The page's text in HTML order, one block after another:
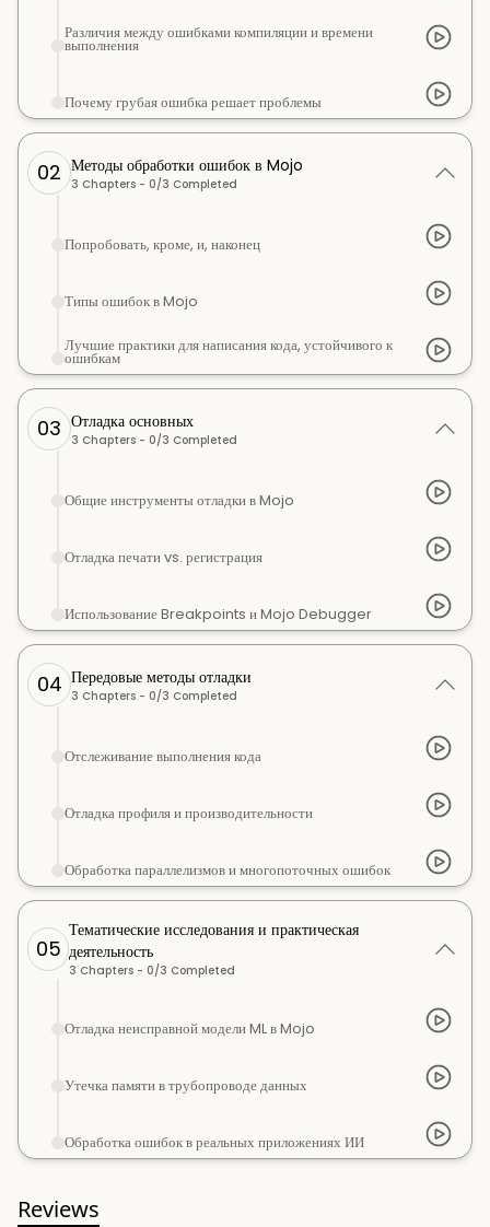
Различия между ошибками компиляции и времени
выполнения
Почему грубая ошибка решает проблемы
02 Методы обработки ошибок в Mojo
3 Chapters - 0/3 Completed
Попробовать, кроме, и, наконец
Типы ошибок в Mojo
Лучшие практики для написания кода, устойчивого к
ошибкам
03 Отладка основных
3 Chapters - 0/3 Completed
Общие инструменты отладки в Mojo
Отладка печати vs. регистрация
Использование Breakpoints и Mojo Debugger
04 Передовые методы отладки
3 Chapters - 0/3 Completed
Отслеживание выполнения кода
Отладка профиля и производительности
Обработка параллелизмов и многопоточных ошибок
05
Тематические исследования и практическая
деятельность
3 Chapters - 0/3 Completed
Отладка неисправной модели ML в Mojo
Утечка памяти в трубопроводе данных
Обработка ошибок в реальных приложениях ИИ
Reviews